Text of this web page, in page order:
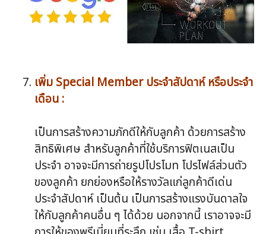
เพิ่ม Special Member ประจำสัปดาห์ หรือประจำ
เดือน :
เป็นการสร้างความภักดีให้กับลูกค้า ด้วยการสร้าง
สิทธิพิเศษ สำหรับลูกค้าที่ใช้บริการฟิตเนสเป็น
ประจำ อาจจะมีการถ่ายรูปโปรโมท โปรไฟล์ส่วนตัว
ของลูกค้า ยกย่องหรือให้รางวัลแก่ลูกค้าดีเด่น
ประจำสัปดาห์ เป็นต้น เป็นการสร้างแรงบันดาลใจ
ให้กับลูกค้าคนอื่น ๆ ได้ด้วย นอกจากนี้ เราอาจจะมี